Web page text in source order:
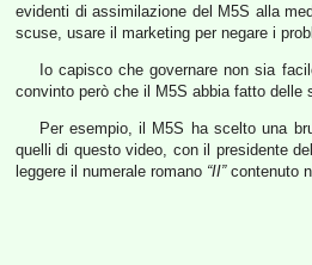
evidenti di assimilazione del M5S alla
scuse, usare il marketing per negare i
Io capisco che governare non sia
convinto però che il M5S abbia fatto
Per esempio, il M5S ha scelto una
quelli di questo video, con il presidente
leggere il numerale romano “II”contenuto